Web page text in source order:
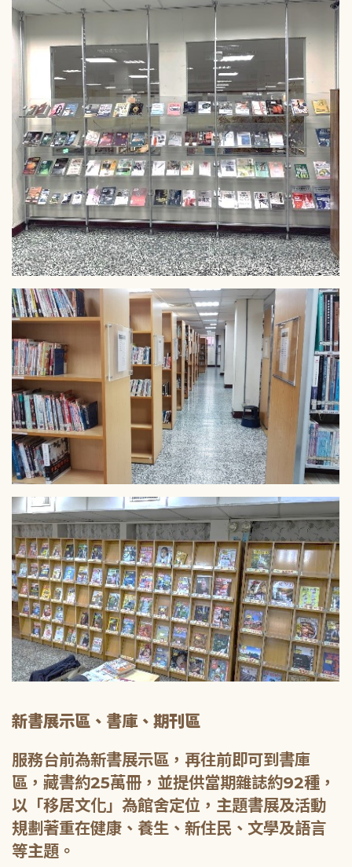
新書展示區、書庫、期刊區
服務台前為新書展示區，再往前即可到書庫
區，藏書約25萬冊，並提供當期雜誌約92種，
以「移居文化」為館舍定位，主題書展及活動
規劃著重在健康、養生、新住民、文學及語言
等主題。